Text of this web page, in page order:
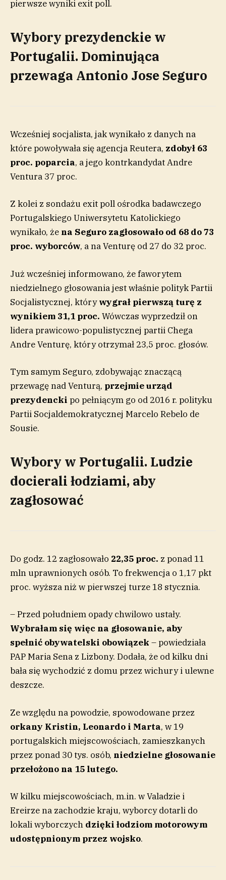
pierwsze wyniki exit poll.
Wybory prezydenckie w
Portugalii. Dominująca
przewaga Antonio Jose Seguro
Wcześniej socjalista, jak wynikało z danych na
które powoływała się agencja Reutera, zdobył 63
proc. poparcia, a jego kontrkandydat Andre
Ventura 37 proc.
Z kolei z sondażu exit poll ośrodka badawczego
Portugalskiego Uniwersytetu Katolickiego
wynikało, że na Seguro zagłosowało od 68 do 73
proc. wyborców, a na Venturę od 27 do 32 proc.
Już wcześniej informowano, że faworytem
niedzielnego głosowania jest właśnie polityk Partii
Socjalistycznej, którywygrał pierwszą turę z
wynikiem 31,1 proc. Wówczas wyprzedził on
lidera prawicowo-populistycznej partii Chega
Andre Venturę, który otrzymał 23,5 proc. głosów.
Tym samym Seguro, zdobywając znaczącą
przewagę nad Venturą, przejmie urząd
prezydencki po pełniącym go od 2016 r. polityku
Partii Socjaldemokratycznej Marcelo Rebelo de
Sousie.
Wybory w Portugalii. Ludzie
docierali łodziami, aby
zagłosować
Do godz. 12 zagłosowało 22,35 proc. z ponad 11
mln uprawnionych osób. To frekwencja o 1,17 pkt
proc. wyższa niż w pierwszej turze 18 stycznia.
– Przed południem opady chwilowo ustały.
Wybrałam się więc na głosowanie, aby
spełnić obywatelski obowiązek – powiedziała
PAP Maria Sena z Lizbony. Dodała, że od kilku dni
bała się wychodzić z domu przez wichury i ulewne
deszcze.
Ze względu na powodzie, spowodowane przez
orkany Kristin, Leonardo i Marta, w 19
portugalskich miejscowościach, zamieszkanych
przez ponad 30 tys. osób, niedzielne głosowanie
przełożono na 15 lutego.
W kilku miejscowościach, m.in. w Valadzie i
Ereirze na zachodzie kraju, wyborcy dotarli do
lokali wyborczych dzięki łodziom motorowym
udostępnionym przez wojsko.